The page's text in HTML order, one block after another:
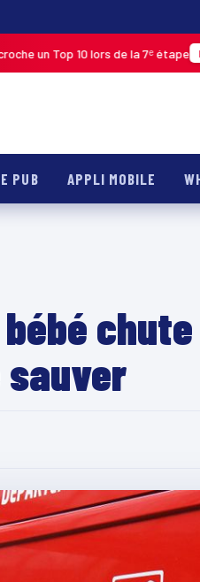
10 lors de la 7ᵉ étape
PUB APPLI MOBILE
sauver